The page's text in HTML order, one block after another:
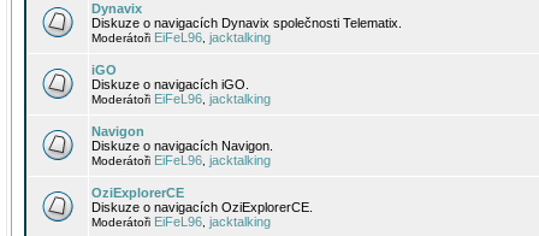
Dynavix
Diskuze o navigacích Dynavix společnosti Telematix.
Moderátoři EiFeL96 jacktalking
iGO
Diskuze o navigacích iGO.
Moderátoři EiFeL96 jacktalking
Navigon
Diskuze o navigacích Navigon.
Moderátoři EiFeL96 jacktalking
OziExplorerCE
Diskuze o navigacích OziExplorerCE.
Moderátoři EiFeL96 jacktalking